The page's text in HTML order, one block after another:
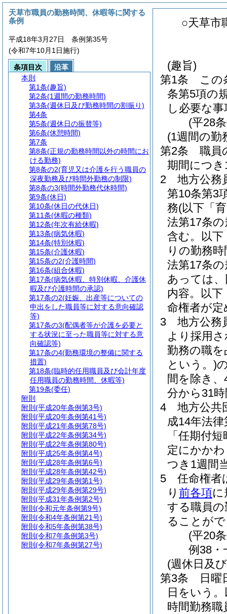
○天草市
(趣旨)
第1条
この
条第5項の
し必要な
(平28
(1週間の勤
第2条
職員
期間につ
2
地方公務
第10条第3
務(以下「
法第17条
含む。以下
りの勤務
法第17条
あっては
内容。以
命権者が定
3
地方公務
より採用
勤務の職
という。)
間を除き
分から31
4
地方公共
成14年法律
「任期付
定にかか
つき1週間
5
任命権者
り 前各項に
する職員
ることが
(平20
例38・
(週休日及
第3条
日曜
日をいう
時間勤務
天草市職員の勤務時間、休暇等に関する
条例
平成18年3月27日 条例第35号
(令和7年10月1日施行)
条項目次
沿革
本則
第1条(趣旨)
第2条(1週間の勤務時間)
第3条(週休日及び勤務時間の割振り)
第4条
第5条(週休日の振替等)
第6条(休憩時間)
第7条
第8条(正規の勤務時間以外の時間にお
ける勤務)
第8条の2(育児又は介護を行う職員の
深夜勤務及び時間外勤務の制限)
第8条の3(時間外勤務代休時間)
第9条(休日)
第10条(休日の代休日)
第11条(休暇の種類)
第12条(年次有給休暇)
第13条(病気休暇)
第14条(特別休暇)
第15条(介護休暇)
第15条の2(介護時間)
第16条(組合休暇)
第17条(病気休暇、特別休暇、介護休
暇及び介護時間の承認)
第17条の2(妊娠、出産等についての
申出をした職員等に対する意向確認
等)
第17条の3(配偶者等が介護を必要と
する状況に至った職員等に対する意
向確認等)
第17条の4(勤務環境の整備に関する
措置)
第18条(臨時的任用職員及び会計年度
任用職員の勤務時間、休暇等)
第19条(委任)
附則
附則 (平成20年条例第3号)
附則 (平成20年条例第41号)
附則 (平成21年条例第78号)
附則 (平成22年条例第34号)
附則 (平成22年条例第80号)
附則 (平成25年条例第4号)
附則 (平成28年条例第6号)
附則 (平成28年条例第42号)
附則 (平成29年条例第1号)
附則 (平成29年条例第29号)
附則 (平成31年条例第2号)
附則 (令和元年条例第9号)
附則 (令和4年条例第21号)
附則 (令和5年条例第38号)
附則 (令和7年条例第3号)
附則 (令和7年条例第27号)